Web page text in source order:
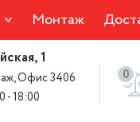
Монтаж
1
Офис 3406
- 18:00
0